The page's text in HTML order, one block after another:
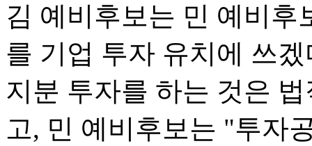
김 예비후보는 민 예비후
를 기업 투자 유치에 쓰
지분 투자를 하는 것은
고, 민 예비후보는 "투자